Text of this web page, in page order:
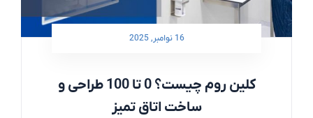
16 نوامبر, 2025
کلین روم چیست؟ 0 تا 100 طراحی و
ساخت اتاق تمیز